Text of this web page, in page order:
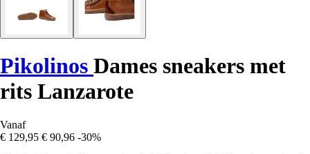
Pikolinos Dames sneakers met
rits Lanzarote
Vanaf
€ 129,95 € 90,96 -30%